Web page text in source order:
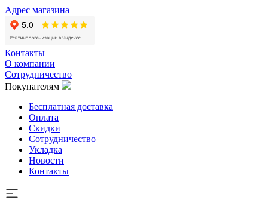
Адрес магазина
Контакты
О компании
Сотрудничество
Покупателям
Бесплатная доставка
Оплата
Скидки
Сотрудничество
Укладка
Новости
Контакты